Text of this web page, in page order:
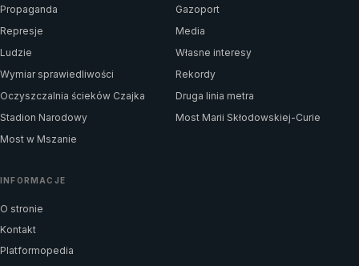
Propaganda
Gazoport
Represje
Media
Ludzie
Własne interesy
Wymiar sprawiedliwości
Rekordy
Oczyszczalnia ścieków Czajka
Druga linia metra
Stadion Narodowy
Most Marii Skłodowskiej-Curie
Most w Mszanie
INFORMACJE
O stronie
Kontakt
Platformopedia